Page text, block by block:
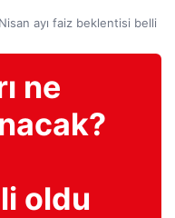
ayı faiz beklentisi belli
ne
oldu